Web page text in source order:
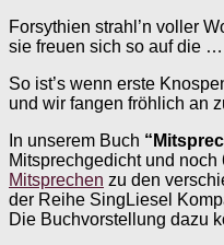
Forsythien strahl’n voller
sie freuen sich so auf die
So ist’s wenn erste
und wir fangen fröhlich an
In unserem Buch
Mitsprechgedicht und noch
Mitsprechen zu den
der Reihe SingLiesel
Die Buchvorstellung dazu